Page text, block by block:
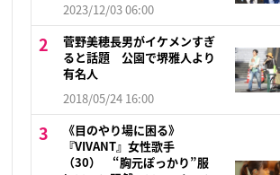
2023/12/03 06:00
菅野美穂長男がイケメンすぎ
ると話題 公園で堺雅人より
有名人
2018/05/24 16:00
《目のやり場に困る》
『VIVANT』女性歌手
（30） “胸元ぽっかり”服